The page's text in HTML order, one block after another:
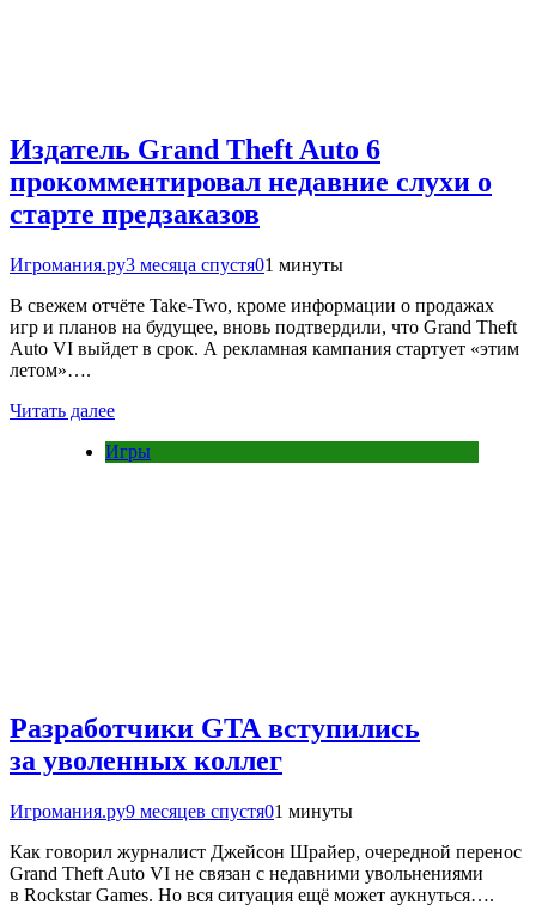
Издатель Grand Theft Auto 6
прокомментировал недавние слухи о
старте предзаказов
Игромания.ру3 месяца спустя01 минуты
В свежем отчёте Take-Two, кроме информации о продажах
игр и планов на будущее, вновь подтвердили, что Grand Theft
Auto VI выйдет в срок. А рекламная кампания стартует «этим
летом»….
Читать далее
Игры
Разработчики GTA вступились
за уволенных коллег
Игромания.ру9 месяцев спустя01 минуты
Как говорил журналист Джейсон Шрайер, очередной перенос
Grand Theft Auto VI не связан с недавними увольнениями
в Rockstar Games. Но вся ситуация ещё может аукнуться….